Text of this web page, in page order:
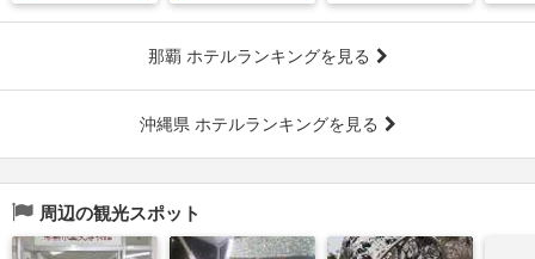
那覇 ホテルランキングを見る
沖縄県 ホテルランキングを見る
周辺の観光スポット